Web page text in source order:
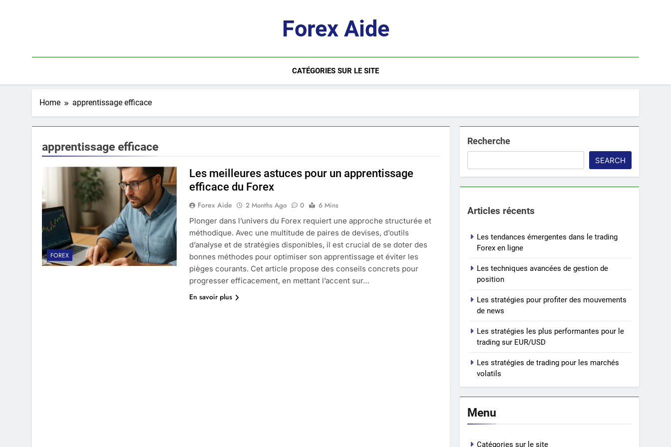
Forex Aide
CATÉGORIES SUR LE SITE
Home apprentissage efficace
apprentissage efficace
FOREX
Les meilleures astuces pour un apprentissage
efficace du Forex
Forex Aide 2 Months Ago 0
6 Mins
Plonger dans l’univers du Forex requiert une approche structurée et
méthodique. Avec une multitude de paires de devises, d’outils
d’analyse et de stratégies disponibles, il est crucial de se doter des
bonnes méthodes pour optimiser son apprentissage et éviter les
pièges courants. Cet article propose des conseils concrets pour
progresser efficacement, en mettant l’accent sur…
En savoir plus
Recherche
SEARCH
Articles récents
Les tendances émergentes dans le trading
Forex en ligne
Les techniques avancées de gestion de
position
Les stratégies pour profiter des mouvements
de news
Les stratégies les plus performantes pour le
trading sur EUR/USD
Les stratégies de trading pour les marchés
volatils
Menu
Catégories sur le site